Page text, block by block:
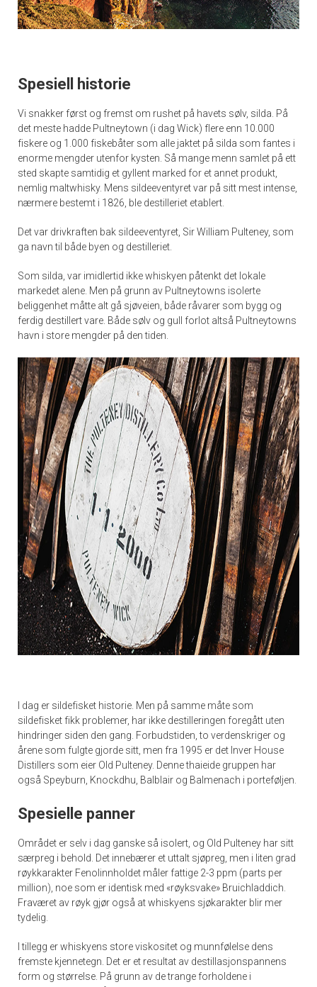
Spesiell historie
Vi snakker først og fremst om rushet på havets sølv, silda. På
det meste hadde Pultneytown (i dag Wick) flere enn 10.000
fiskere og 1.000 fiskebåter som alle jaktet på silda som fantes i
enorme mengder utenfor kysten. Så mange menn samlet på ett
sted skapte samtidig et gyllent marked for et annet produkt,
nemlig maltwhisky. Mens sildeeventyret var på sitt mest intense,
nærmere bestemt i 1826, ble destilleriet etablert.
Det var drivkraften bak sildeeventyret, Sir William Pulteney, som
ga navn til både byen og destilleriet.
Som silda, var imidlertid ikke whiskyen påtenkt det lokale
markedet alene. Men på grunn av Pultneytowns isolerte
beliggenhet måtte alt gå sjøveien, både råvarer som bygg og
ferdig destillert vare. Både sølv og gull forlot altså Pultneytowns
havn i store mengder på den tiden.
I dag er sildefisket historie. Men på samme måte som
sildefisket fikk problemer, har ikke destilleringen foregått uten
hindringer siden den gang. Forbudstiden, to verdenskriger og
årene som fulgte gjorde sitt, men fra 1995 er det Inver House
Distillers som eier Old Pulteney. Denne thaieide gruppen har
også Speyburn, Knockdhu, Balblair og Balmenach i porteføljen.
Spesielle panner
Området er selv i dag ganske så isolert, og Old Pulteney har sitt
særpreg i behold. Det innebærer et uttalt sjøpreg, men i liten grad
røykkarakter Fenolinnholdet måler fattige 2-3 ppm (parts per
million), noe som er identisk med «røyksvake» Bruichladdich.
Fraværet av røyk gjør også at whiskyens sjøkarakter blir mer
tydelig.
I tillegg er whiskyens store viskositet og munnfølelse dens
fremste kjennetegn. Det er et resultat av destillasjonspannens
form og størrelse. På grunn av de trange forholdene i